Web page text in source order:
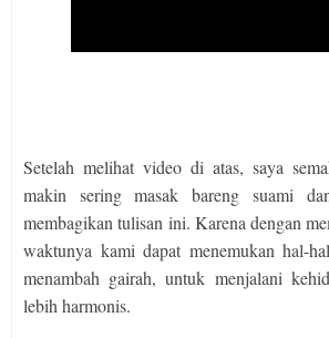
Setelah melihat video di atas, saya
makin sering masak bareng suami
membagikan tulisan ini. Karena dengan
waktunya kami dapat menemukan hal-
menambah gairah, untuk menjalani
lebih harmonis.